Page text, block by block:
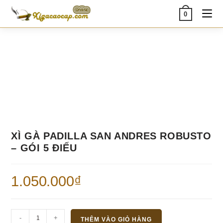
Skip
content
0
XÌ GÀ PADILLA SAN ANDRES ROBUSTO
– GÓI 5 ĐIẾU
1.050.000₫
- + THÊM VÀO GIỎ HÀNG